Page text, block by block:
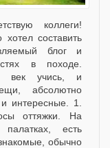
хотел составить
блог и
в походе.
учись, и
абсолютно
интересные. 1.
оттяжки. На
палатках, есть
обычно